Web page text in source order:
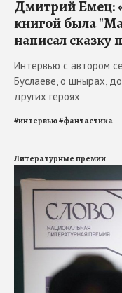
Дмитрий Емец:
книгой была
написал
Интервью с автором
Буслаеве, о шнырах,
других героях
#интервью#фантастика
Литературные премии